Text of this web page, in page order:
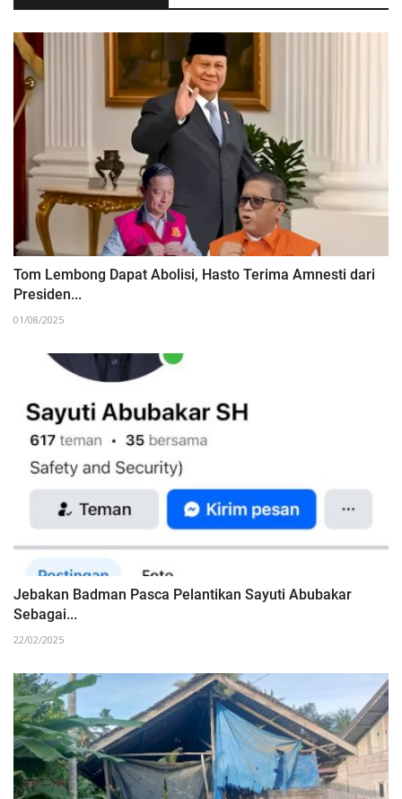
Tom Lembong Dapat Abolisi, Hasto Terima Amnesti dari
Presiden...
01/08/2025
Jebakan Badman Pasca Pelantikan Sayuti Abubakar
Sebagai...
22/02/2025